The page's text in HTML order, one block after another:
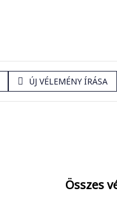
 ÚJ VÉLEMÉNY ÍRÁSA
Összes